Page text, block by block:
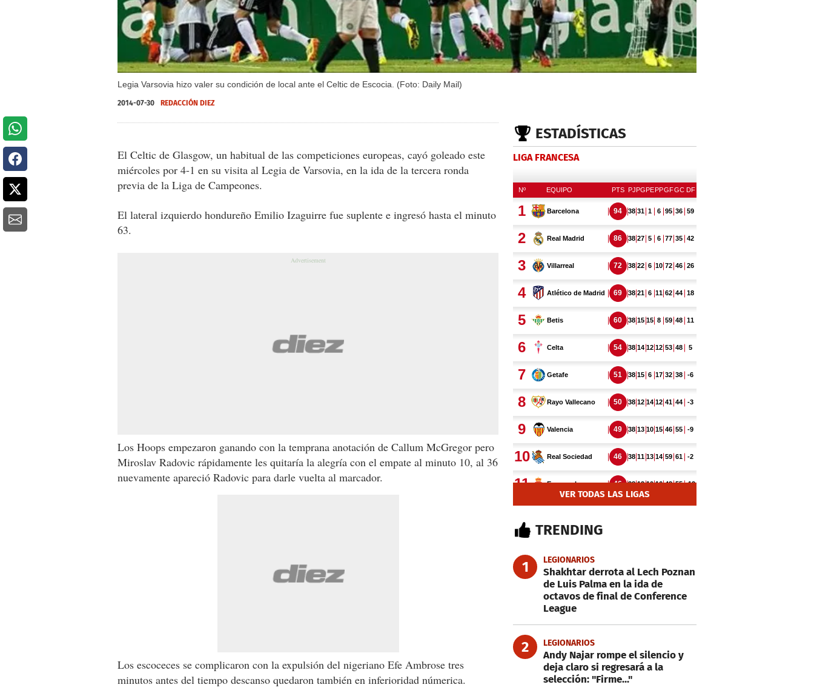
Legia Varsovia hizo valer su condición de local ante el Celtic de Escocia. (Foto: Daily Mail)
2014-07-30 REDACCIÓN DIEZ
El Celtic de Glasgow, un habitual de las competiciones europeas, cayó goleado este
miércoles por 4-1 en su visita al Legia de Varsovia, en la ida de la tercera ronda
previa de la Liga de Campeones.
El lateral izquierdo hondureño Emilio Izaguirre fue suplente e ingresó hasta el minuto
63.
Los Hoops empezaron ganando con la temprana anotación de Callum McGregor pero
Miroslav Radovic rápidamente les quitaría la alegría con el empate al minuto 10, al 36
nuevamente apareció Radovic para darle vuelta al marcador.
Los escoceces se complicaron con la expulsión del nigeriano Efe Ambrose tres
minutos antes del tiempo descanso quedaron también en inferioridad númerica.
ESTADÍSTICAS
LIGA FRANCESA
VER TODAS LAS LIGAS
TRENDING
1 LEGIONARIOS
Shakhtar derrota al Lech Poznan
de Luis Palma en la ida de
octavos de final de Conference
League
2 LEGIONARIOS
Andy Najar rompe el silencio y
deja claro si regresará a la
selección: "Firme..."